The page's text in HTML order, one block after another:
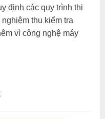
định các quy trình thi
thu kiểm tra
vì công nghệ máy